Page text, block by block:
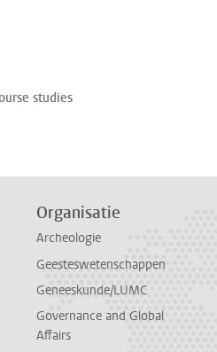
studies
Organisatie
Archeologie
Geesteswetenschappen
Geneeskunde/LUMC
Governance and Global
Affairs